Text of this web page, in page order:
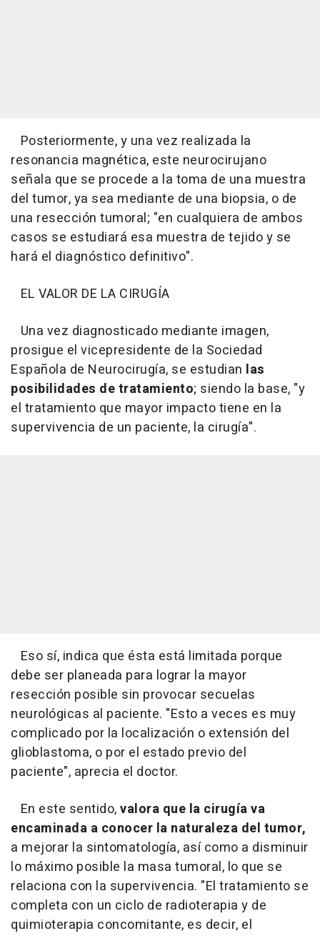
Posteriormente, y una vez realizada la
resonancia magnética, este neurocirujano
señala que se procede a la toma de una muestra
del tumor, ya sea mediante de una biopsia, o de
una resección tumoral; "en cualquiera de ambos
casos se estudiará esa muestra de tejido y se
hará el diagnóstico definitivo".
EL VALOR DE LA CIRUGÍA
Una vez diagnosticado mediante imagen,
prosigue el vicepresidente de la Sociedad
Española de Neurocirugía, se estudian las
posibilidades de tratamiento; siendo la base, "y
el tratamiento que mayor impacto tiene en la
supervivencia de un paciente, la cirugía".
Eso sí, indica que ésta está limitada porque
debe ser planeada para lograr la mayor
resección posible sin provocar secuelas
neurológicas al paciente. "Esto a veces es muy
complicado por la localización o extensión del
glioblastoma, o por el estado previo del
paciente", aprecia el doctor.
En este sentido,valora que la cirugía va
encaminada a conocer la naturaleza del tumor,
a mejorar la sintomatología, así como a disminuir
lo máximo posible la masa tumoral, lo que se
relaciona con la supervivencia. "El tratamiento se
completa con un ciclo de radioterapia y de
quimioterapia concomitante, es decir, el